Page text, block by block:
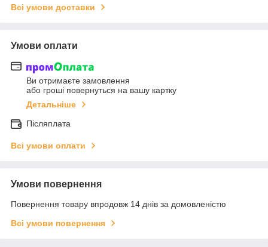
Всі умови доставки
Умови оплати
Ви отримаєте замовлення
або гроші повернуться на вашу картку
Детальніше
Післяплата
Всі умови оплати
Умови повернення
Повернення товару впродовж 14 днів за домовленістю
Всі умови повернення